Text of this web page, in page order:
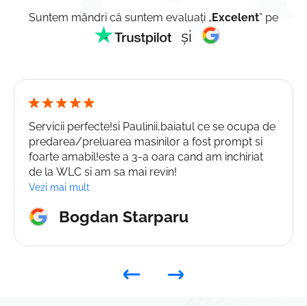
Suntem mândri că suntem evaluați „Excelent” pe
și
Servicii perfecte!si Paulinii,baiatul ce se ocupa de
predarea/preluarea masinilor a fost prompt si
foarte amabil!este a 3-a oara cand am inchiriat
de la WLC si am sa mai revin!
Vezi mai mult
Bogdan Starparu